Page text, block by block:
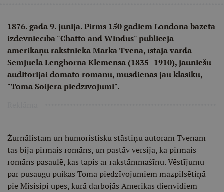
1876. gada 9. jūnijā. Pirms 150 gadiem Londonā bāzētā
izdevniecība "Chatto and Windus" publicēja
amerikāņu rakstnieka Marka Tvena, īstajā vārdā
Semjuela Lenghorna Klemensa (1835–1910), jauniešu
auditorijai domāto romānu, mūsdienās jau klasiku,
"Toma Soijera piedzīvojumi".
Žurnālistam un humoristisku stāstiņu autoram Tvenam
tas bija pirmais romāns, un pastāv versija, ka pirmais
romāns pasaulē, kas tapis ar rakstāmmašīnu. Vēstījumu
par pusaugu puikas Toma piedzīvojumiem mazpilsētiņā
pie Misisipi upes, kurā darbojās Amerikas dienvidiem